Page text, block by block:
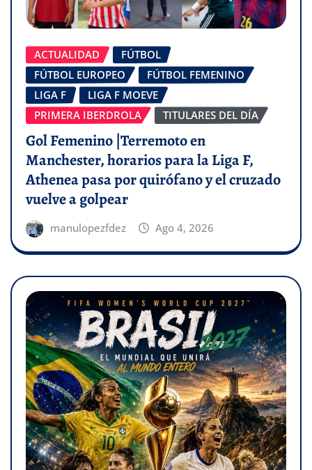
ACTUALIDAD
FÚTBOL
FÚTBOL EUROPEO
FÚTBOL FEMENINO
LIGA F
LIGA F MOEVE
PRIMERA IBERDROLA
TITULARES DEL DÍA
Gol Femenino |Terremoto en
Manchester, horarios para la Liga F,
Athenea pasa por quirófano y el cruzado
vuelve a golpear
manulopezfdez Ago 4, 2026